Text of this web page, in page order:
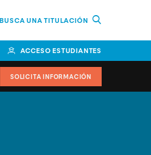
BUSCA UNA TITULACIÓN
ACCESO ESTUDIANTES
SOLICITA INFORMACIÓN